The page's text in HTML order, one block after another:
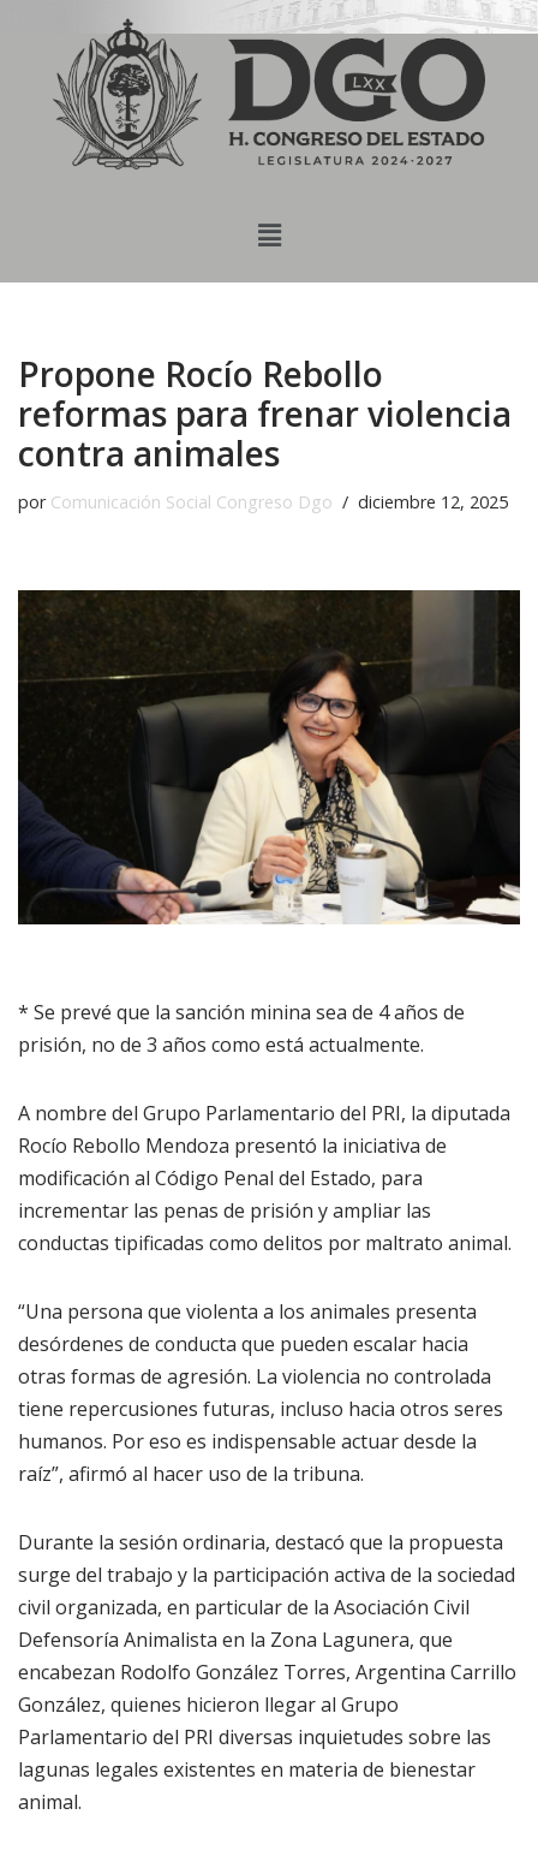
Saltar
contenido
Propone Rocío Rebollo
reformas para frenar violencia
contra animales
por Comunicación Social Congreso Dgo diciembre 12, 2025
* Se prevé que la sanción minina sea de 4 años de
prisión, no de 3 años como está actualmente.
A nombre del Grupo Parlamentario del PRI, la diputada
Rocío Rebollo Mendoza presentó la iniciativa de
modificación al Código Penal del Estado, para
incrementar las penas de prisión y ampliar las
conductas tipificadas como delitos por maltrato animal.
“Una persona que violenta a los animales presenta
desórdenes de conducta que pueden escalar hacia
otras formas de agresión. La violencia no controlada
tiene repercusiones futuras, incluso hacia otros seres
humanos. Por eso es indispensable actuar desde la
raíz”, afirmó al hacer uso de la tribuna.
Durante la sesión ordinaria, destacó que la propuesta
surge del trabajo y la participación activa de la sociedad
civil organizada, en particular de la Asociación Civil
Defensoría Animalista en la Zona Lagunera, que
encabezan Rodolfo González Torres, Argentina Carrillo
González, quienes hicieron llegar al Grupo
Parlamentario del PRI diversas inquietudes sobre las
lagunas legales existentes en materia de bienestar
animal.